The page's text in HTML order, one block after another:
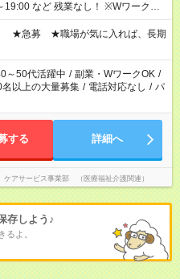
ど 残業なし！ ※Wワークの
40時間超の就業はご案内できませ
以上勤務は社会保険への加入対象
日雇い派遣の原則禁止）により、
内が難しい場合があります
★急募 ★職場が気に入れば、長期
～50代活躍中 / 副業・WワークOK /
名以上の大量募集 / 電話対応なし / パ
する 詳細へ
アサービス事業部 （医療福祉介護関連）
存しよう♪
るよ。